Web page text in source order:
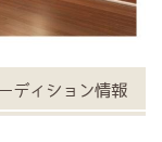
ィション情報